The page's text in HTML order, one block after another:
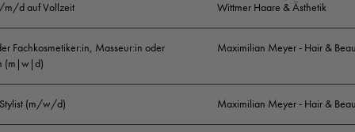
m/d auf Vollzeit Wittmer Haare & Ästhetik
Fachkosmetiker:in, Masseur:in oder
(m|w|d)
Maximilian Meyer - Hair &
(m/w/d) Maximilian Meyer - Hair &